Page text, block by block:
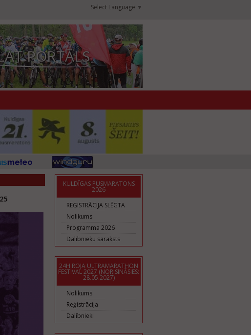
Select Language ▼
PORTĀLS
KULDĪGAS PUSMARATONS
2026
REĢISTRĀCIJA SLĒGTA
Nolikums
Programma 2026
Dalībnieku saraksts
24H ROJA ULTRAMARATHON
FESTIVAL 2027 (NORISINĀSIES:
28.05.2027)
Nolikums
Reģistrācija
Dalībnieki